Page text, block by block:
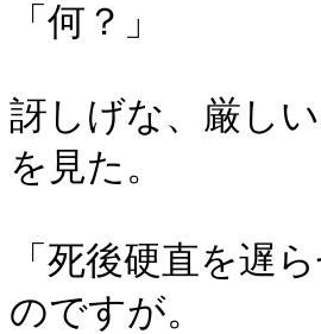
「何？」
訝しげな、厳し
を見た。
「死後硬直を遅
のですが。